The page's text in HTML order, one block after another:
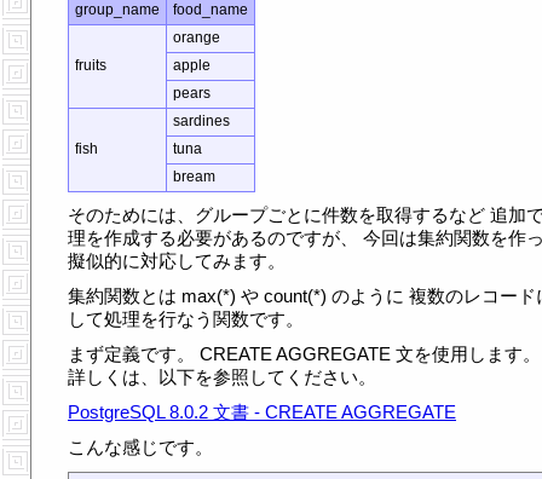
group_name food_name
fruits
orange
apple
pears
fish
sardines
tuna
bream
そのためには、グループごとに件数を取得するなど 追加
理を作成する必要があるのですが、 今回は集約関数を作
擬似的に対応してみます。
集約関数とは max(*) や count(*) のように 複数のレコード
して処理を行なう関数です。
まず定義です。 CREATE AGGREGATE 文を使用します。
詳しくは、以下を参照してください。
PostgreSQL 8.0.2 文書 - CREATE AGGREGATE
こんな感じです。